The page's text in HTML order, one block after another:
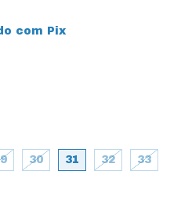
com Pix
30 31 32 33